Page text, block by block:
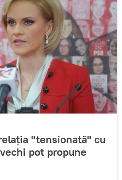
"tensionată" cu
pot propune